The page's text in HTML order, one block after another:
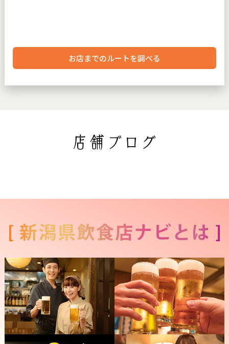
お店までのルートを調べる